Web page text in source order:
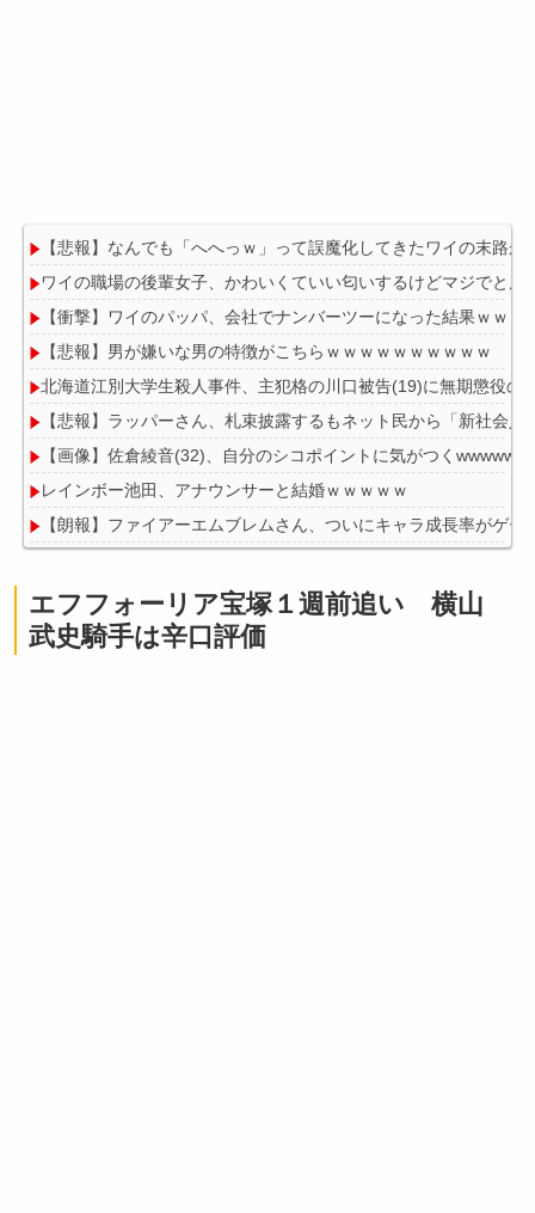
【悲報】なんでも「へへっｗ」って誤魔化してきたワイの末路
ワイの職場の後輩女子、かわいくていい匂いするけどマジでとん
【衝撃】ワイのパッパ、会社でナンバーツーになった結果ｗｗｗ
【悲報】男が嫌いな男の特徴がこちらｗｗｗｗｗｗｗｗｗｗ
北海道江別大学生殺人事件、主犯格の川口被告(19)に無期懲役の
【悲報】ラッパーさん、札束披露するもネット民から「新社会
【画像】佐倉綾音(32)、自分のシコポイントに気がつく
レインボー池田、アナウンサーと結婚ｗｗｗｗｗ
【朗報】ファイアーエムブレムさん、ついにキャラ成長率がゲ
エフフォーリア宝塚１週前追い 横山
武史騎手は辛口評価